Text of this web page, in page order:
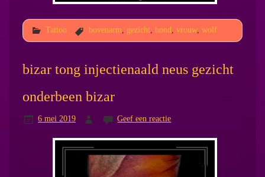
Tattoo bovenarm gezicht, hond vrouw, wolf
bizar tong injectienaald neus gezicht
onderbeen bizar
6 mei 2019 Geef een reactie